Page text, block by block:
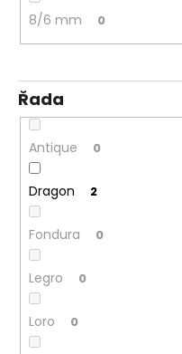
8/6 mm 0
Řada
Antique 0
Dragon 2
Fondura 0
Legro 0
Loro 0